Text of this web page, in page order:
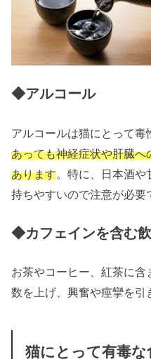
◆アルコール
アルコールは猫にとって毒
あっても神経症状や肝臓
あります。特に、日本酒や
持ちやすいので注意が必要
◆カフェインを含む
お茶やコーヒー、紅茶に
数を上げ、興奮や痙攣を引
猫にとって有毒な